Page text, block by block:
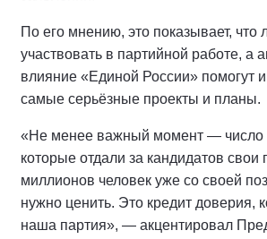
По его мнению, это показывает, что
участвовать в партийной работе, а
влияние «Единой России» помогут
самые серьёзные проекты и планы.
«Не менее важный момент — число
которые отдали за кандидатов свои
миллионов человек уже со своей
нужно ценить. Это кредит доверия,
наша партия», — акцентировал